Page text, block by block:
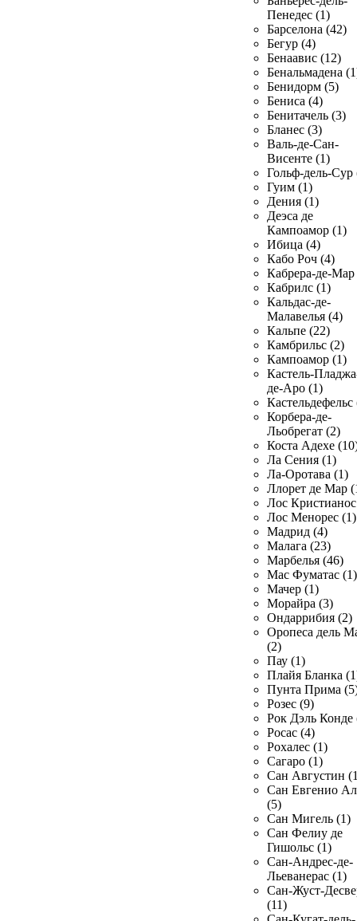
Пенедес (1)
Барселона (42)
Бегур (4)
Бенаавис (12)
Бенальмадена
Бенидорм (5)
Бениса (4)
Бенитачель (3)
Бланес (3)
Валь-де-Сан-
Висенте (1)
Гольф-дель-Сур
Гуим (1)
Дения (1)
Деэса де
Кампоамор (1)
Ибица (4)
Кабо Роч (4)
Кабрера-де-Мар
Кабрилс (1)
Кальдас-де-
Малавелья (4)
Кальпе (22)
Камбрильс (2)
Кампоамор (1)
Кастель-
де-Аро (1)
Кастельдефельс
Корбера-де-
Льобрегат (2)
Коста Адехе
Ла Сения (1)
Ла-Оротава (1)
Ллорет де Мар
Лос
Лос Менорес (1)
Мадрид (4)
Малага (23)
Марбелья (46)
Мас Фуматас (1)
Мачер (1)
Морайра (3)
Ондаррибия (2)
Оропеса дель
(2)
Пау (1)
Плайя Бланка
Пунта Прима
Розес (9)
Рок Дэль Конде
Росас (4)
Рохалес (1)
Сагаро (1)
Сан Августин
Сан Евгенио
(5)
Сан Мигель (1)
Сан Фелиу де
Гишольс (1)
Сан-Андрес-де-
Льеванерас (1)
Сан-Жуст-
(11)